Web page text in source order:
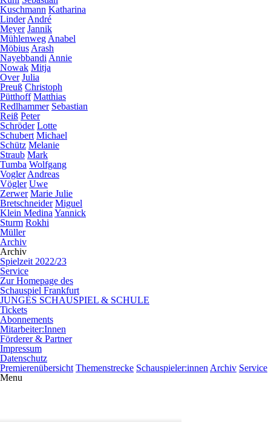
Kuschmann Katharina
Linder André
Meyer Jannik
Mühlenweg Anabel
Möbius Arash
Nayebbandi Annie
Nowak Mitja
Over Julia
Preuß Christoph
Pütthoff Matthias
Redlhammer Sebastian
Reiß Peter
Schröder Lotte
Schubert Michael
Schütz Melanie
Straub Mark
Tumba Wolfgang
Vogler Andreas
Vögler Uwe
Zerwer Marie Julie
Bretschneider Miguel
Klein Medina Yannick
Sturm Rokhi
Müller
Archiv
Archiv
Spielzeit 2022/23
Service
Zur Homepage des
Schauspiel Frankfurt
JUNGES SCHAUSPIEL & SCHULE
Tickets
Abonnements
Mitarbeiter:Innen
Förderer & Partner
Impressum
Datenschutz
Premierenübersicht Themenstrecke Schauspieler:innen Archiv Service
Menu